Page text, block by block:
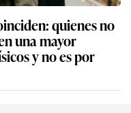
quienes no
una mayor
y no es por